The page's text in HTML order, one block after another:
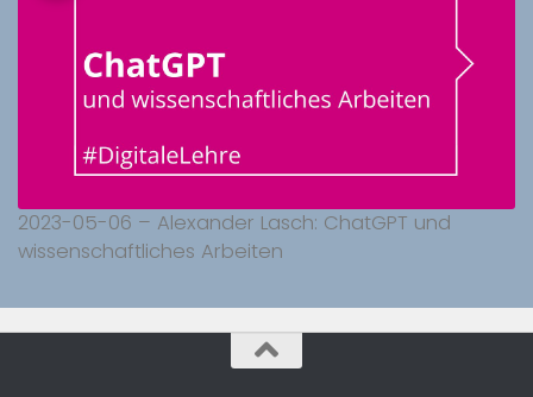
2023-05-06 – Alexander Lasch: ChatGPT und
wissenschaftliches Arbeiten